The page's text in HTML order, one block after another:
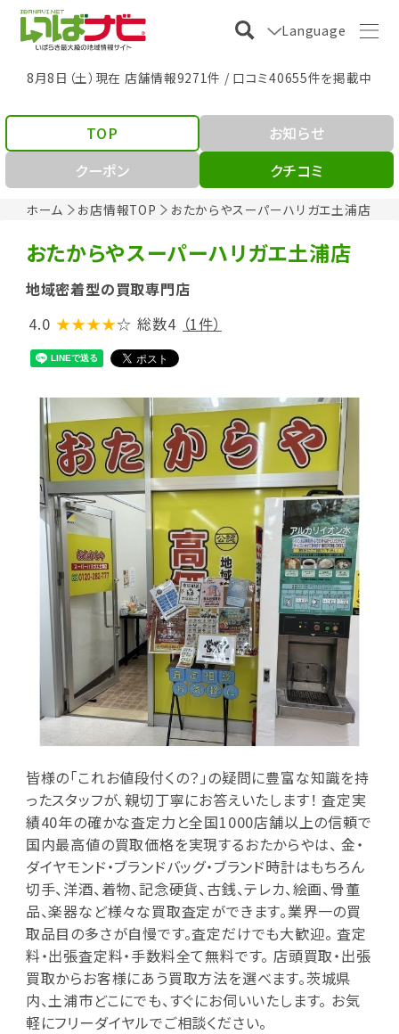
Language
8月8日（土）現在 店舗情報9271件 / 口コミ40655件を掲載中
ホーム お店情報TOP おたからやスーパーハリガエ土浦店
TOP
お知らせ
クーポン
クチコミ
おたからやスーパーハリガエ土浦店
地域密着型の買取専門店
4.0 ★★★★☆ 総数4 （1件）
皆様の「これお値段付くの？」の疑問に豊富な知識を持
ったスタッフが、親切丁寧にお答えいたします！ 査定実
績40年の確かな査定力と全国1000店舗以上の信頼で
国内最高値の買取価格を実現するおたからやは、 金・
ダイヤモンド・ブランドバッグ・ブランド時計はもちろん
切手、洋酒、着物、記念硬貨、古銭、テレカ、絵画、骨董
品、楽器など様々な買取査定ができます。業界一の買
取品目の多さが自慢です。査定だけでも大歓迎。 査定
料・出張査定料・手数料全て無料です。 店頭買取・出張
買取からお客様にあう買取方法を選べます。茨城県
内、土浦市どこにでも、すぐにお伺いいたします。 お気
軽にフリーダイヤルでご相談ください。